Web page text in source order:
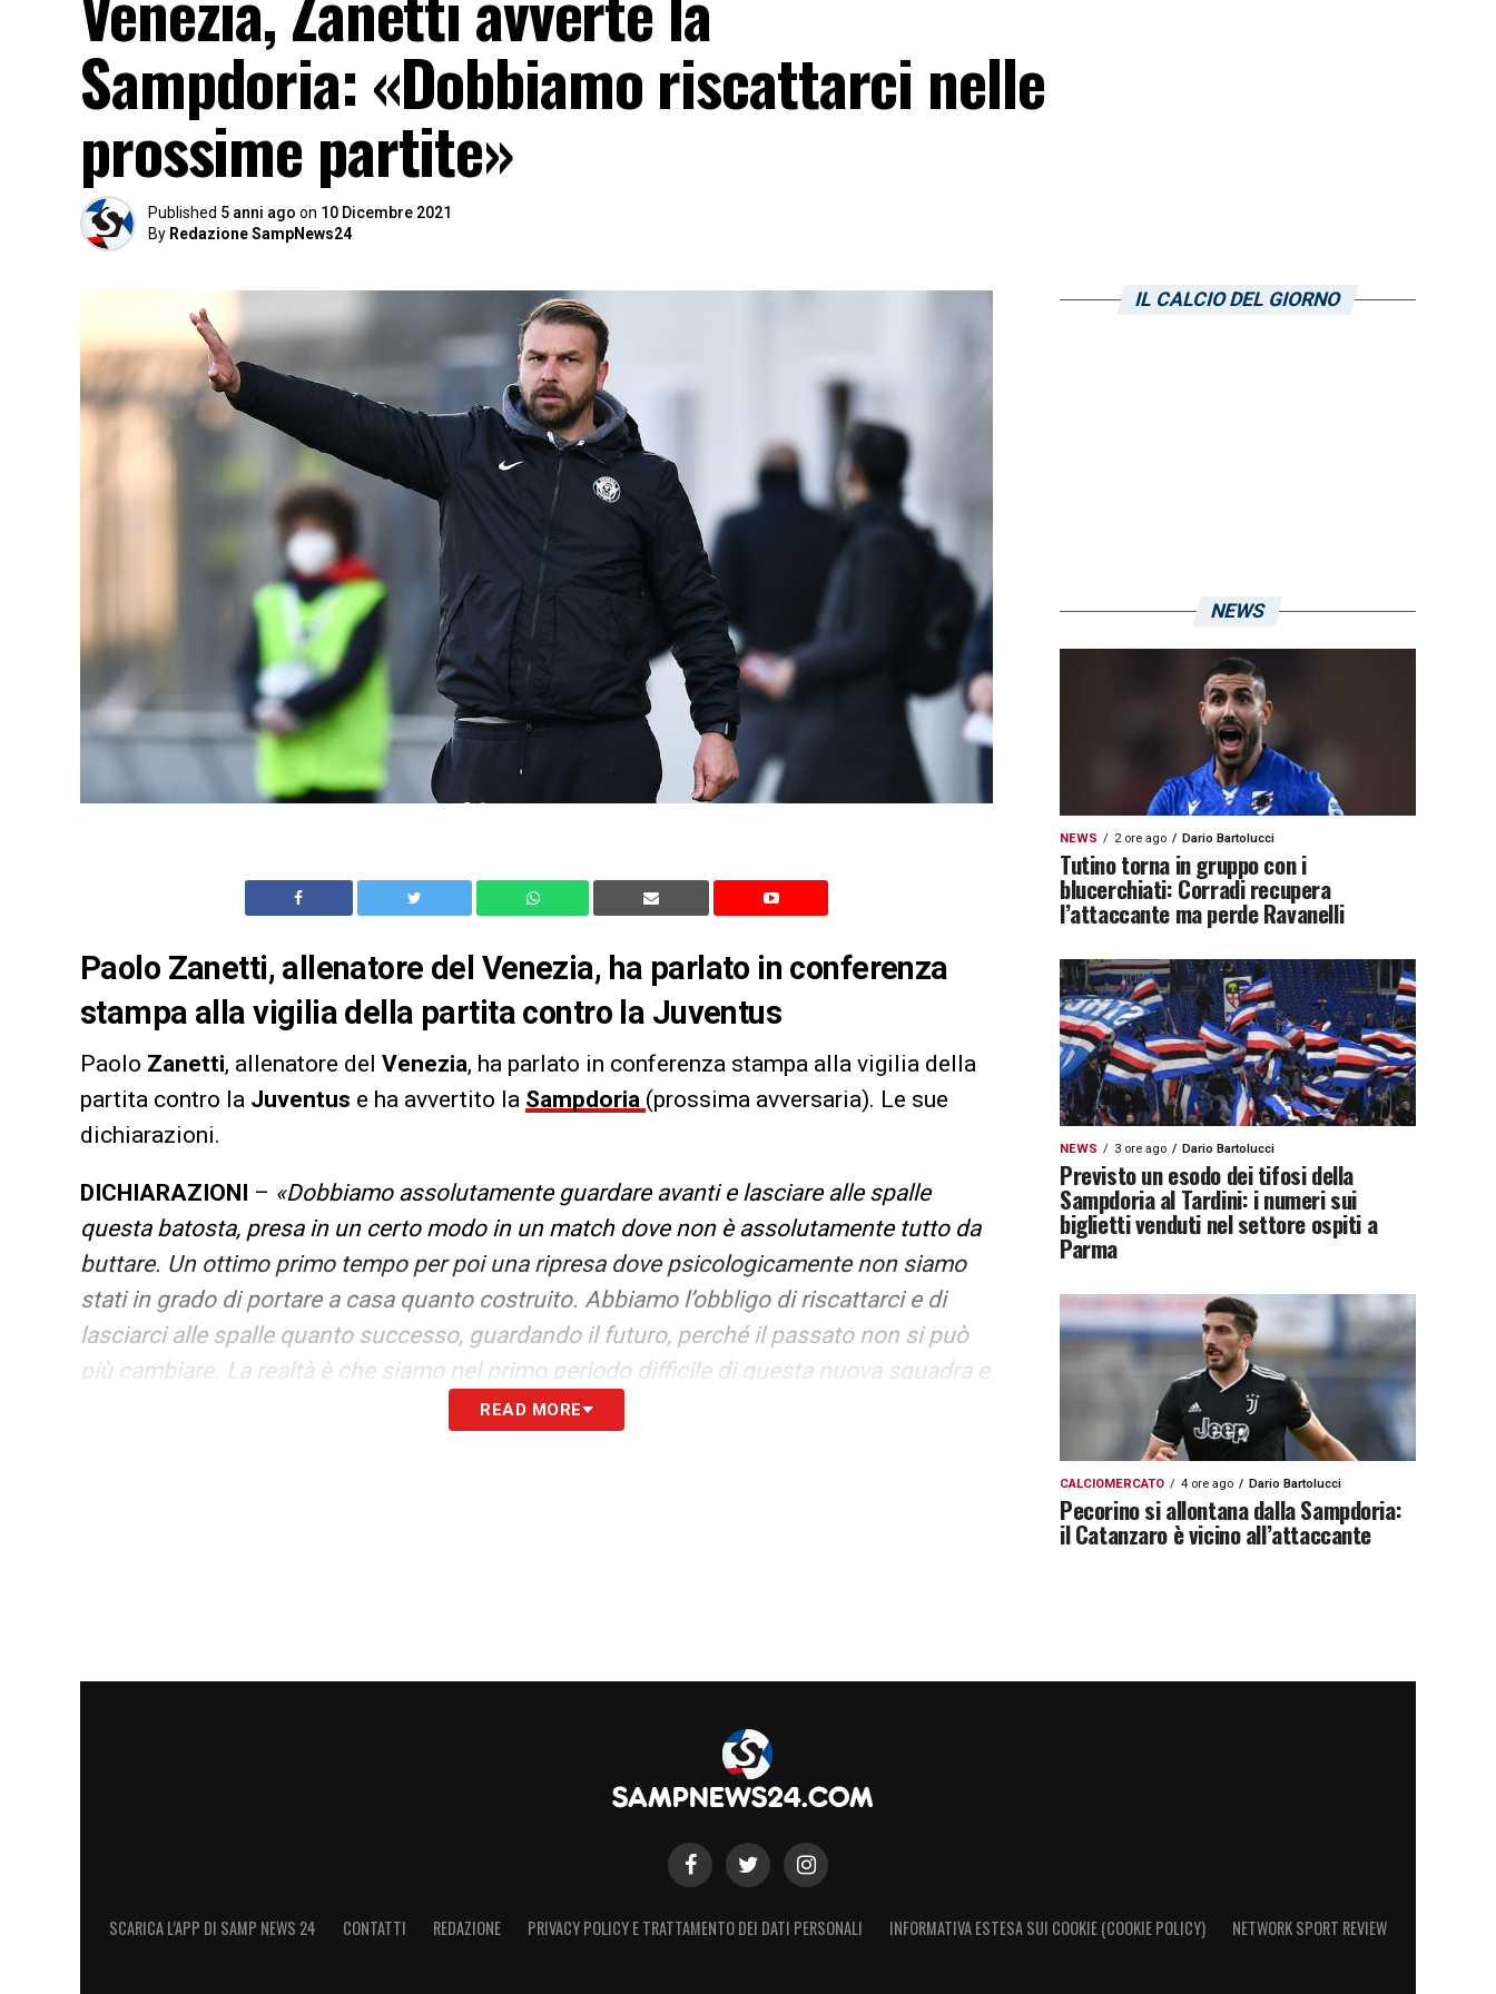
Sampdoria: «Dobbiamo riscattarci nelle
prossime partite»
Published 5 anni ago on 10 Dicembre 2021
By Redazione SampNews24
Paolo Zanetti, allenatore del Venezia, ha parlato in conferenza
stampa alla vigilia della partita contro la Juventus
Paolo Zanetti, allenatore del Venezia, ha parlato in conferenza stampa alla vigilia della
partita contro la Juventus e ha avvertito la Sampdoria (prossima avversaria). Le sue
dichiarazioni.
DICHIARAZIONI – «Dobbiamo assolutamente guardare avanti e lasciare alle spalle
questa batosta, presa in un certo modo in un match dove non è assolutamente tutto da
buttare. Un ottimo primo tempo per poi una ripresa dove psicologicamente non siamo
stati in grado di portare a casa quanto costruito. Abbiamo l’obbligo di riscattarci e di
lasciarci alle spalle quanto successo, guardando il futuro, perché il passato non si può
più cambiare. La realtà è che siamo nel primo periodo difficile di questa nuova squadra e
che ora piano piano ne dobbiamo uscire. Affrontiamo questo momento con un +5 sulla
READ MORE
IL CALCIO DEL GIORNO
NEWS
NEWS 2 ore ago Dario Bartolucci
Tutino torna in gruppo con i
blucerchiati: Corradi recupera
l’attaccante ma perde Ravanelli
NEWS 3 ore ago Dario Bartolucci
Previsto un esodo dei tifosi della
Sampdoria al Tardini: i numeri sui
biglietti venduti nel settore ospiti a
Parma
CALCIOMERCATO 4 ore ago Dario Bartolucci
Pecorino si allontana dalla Sampdoria:
il Catanzaro è vicino all’attaccante
SCARICA L’APP DI SAMP NEWS 24 CONTATTI REDAZIONE PRIVACY POLICY E TRATTAMENTO DEI DATI PERSONALI INFORMATIVA ESTESA SUI COOKIE (COOKIE POLICY) NETWORK SPORT REVIEW